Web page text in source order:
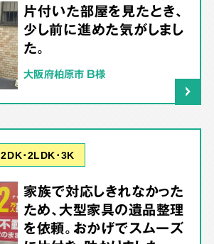
片付いた部屋を見たとき、
少し前に進めた気がしまし
た。
大阪府柏原市 B様
2DK･2LDK･3K
家族で対応しきれなかった
ため、大型家具の遺品整理
を依頼。おかげでスムーズ